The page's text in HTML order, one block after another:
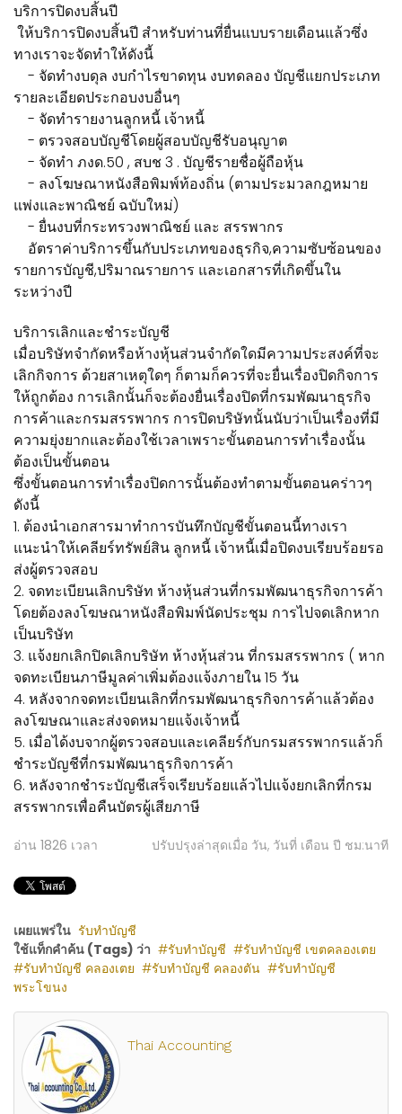
บริการปิดงบสิ้นปี
ให้บริการปิดงบสิ้นปี สำหรับท่านที่ยื่นแบบรายเดือนแล้วซึ่ง
ทางเราจะจัดทำให้ดังนี้
- จัดทำงบดุล งบกำไรขาดทุน งบทดลอง บัญชีแยกประเภท
รายละเอียดประกอบงบอื่นๆ
- จัดทำรายงานลูกหนี้ เจ้าหนี้
- ตรวจสอบบัญชีโดยผู้สอบบัญชีรับอนุญาต
- จัดทำ ภงด.50 , สบช 3 . บัญชีรายชื่อผู้ถือหุ้น
- ลงโฆษณาหนังสือพิมพ์ท้องถิ่น (ตามประมวลกฎหมาย
แพ่งและพาณิชย์ ฉบับใหม่)
- ยื่นงบที่กระทรวงพาณิชย์ และ สรรพากร
อัตราค่าบริการขึ้นกับประเภทของธุรกิจ,ความซับซ้อนของ
รายการบัญชี,ปริมาณรายการ และเอกสารที่เกิดขึ้นใน
ระหว่างปี
บริการเลิกและชำระบัญชี
เมื่อบริษัทจำกัดหรือห้างหุ้นส่วนจำกัดใดมีความประสงค์ที่จะ
เลิกกิจการ ด้วยสาเหตุใดๆ ก็ตามก็ควรที่จะยื่นเรื่องปิดกิจการ
ให้ถูกต้อง การเลิกนั้นก็จะต้องยื่นเรื่องปิดที่กรมพัฒนาธุรกิจ
การค้าและกรมสรรพากร การปิดบริษัทนั้นนับว่าเป็นเรื่องที่มี
ความยุ่งยากและต้องใช้เวลาเพราะขั้นตอนการทำเรื่องนั้น
ต้องเป็นขั้นตอน
ซึ่งขั้นตอนการทำเรื่องปิดการนั้นต้องทำตามขั้นตอนคร่าวๆ
ดังนี้
1. ต้องนำเอกสารมาทำการบันทึกบัญชีขั้นตอนนี้ทางเรา
แนะนำให้เคลียร์ทรัพย์สิน ลูกหนี้ เจ้าหนี้เมื่อปิดงบเรียบร้อยรอ
ส่งผู้ตรวจสอบ
2. จดทะเบียนเลิกบริษัท ห้างหุ้นส่วนที่กรมพัฒนาธุรกิจการค้า
โดยต้องลงโฆษณาหนังสือพิมพ์นัดประชุม การไปจดเลิกหาก
เป็นบริษัท
3. แจ้งยกเลิกปิดเลิกบริษัท ห้างหุ้นส่วน ที่กรมสรรพากร ( หาก
จดทะเบียนภาษีมูลค่าเพิ่มต้องแจ้งภายใน 15 วัน
4. หลังจากจดทะเบียนเลิกที่กรมพัฒนาธุรกิจการค้าแล้วต้อง
ลงโฆษณาและส่งจดหมายแจ้งเจ้าหนี้
5. เมื่อได้งบจากผู้ตรวจสอบและเคลียร์กับกรมสรรพากรแล้วก็
ชำระบัญชีที่กรมพัฒนาธุรกิจการค้า
6. หลังจากชำระบัญชีเสร็จเรียบร้อยแล้วไปแจ้งยกเลิกที่กรม
สรรพากรเพื่อคืนบัตรผู้เสียภาษี
อ่าน 1826 เวลา ปรับปรุงล่าสุดเมื่อ วัน, วันที่ เดือน ปี ชม:นาที
เผยแพร่ใน รับทำบัญชี
ใช้แท็กคำค้น (Tags) ว่า
รับทำบัญชี
รับทำบัญชี เขตคลองเตย
รับทำบัญชี คลองเตย
รับทำบัญชี คลองตัน
รับทำบัญชี
พระโขนง
Thai Accounting